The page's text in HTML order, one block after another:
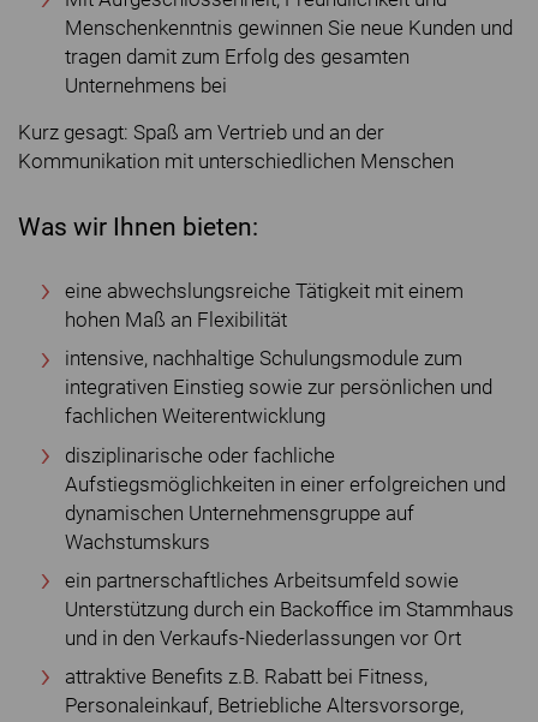
Menschenkenntnis gewinnen Sie neue Kunden und
tragen damit zum Erfolg des gesamten
Unternehmens bei
Kurz gesagt: Spaß am Vertrieb und an der
Kommunikation mit unterschiedlichen Menschen
Was wir Ihnen bieten:
eine abwechslungsreiche Tätigkeit mit einem
hohen Maß an Flexibilität
intensive, nachhaltige Schulungsmodule zum
integrativen Einstieg sowie zur persönlichen und
fachlichen Weiterentwicklung
disziplinarische oder fachliche
Aufstiegsmöglichkeiten in einer erfolgreichen und
dynamischen Unternehmensgruppe auf
Wachstumskurs
ein partnerschaftliches Arbeitsumfeld sowie
Unterstützung durch ein Backoffice im Stammhaus
und in den Verkaufs-Niederlassungen vor Ort
attraktive Benefits z.B. Rabatt bei Fitness,
Personaleinkauf, Betriebliche Altersvorsorge,